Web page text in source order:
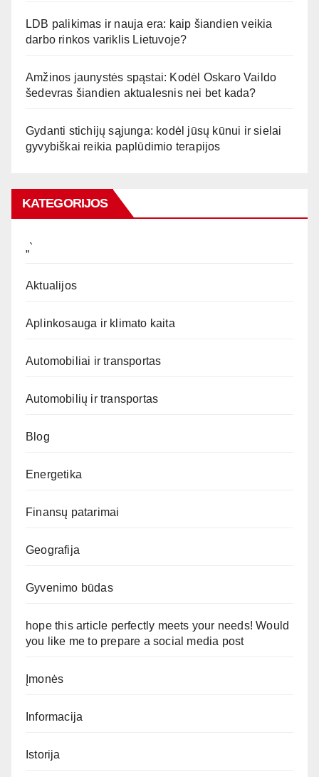
LDB palikimas ir nauja era: kaip šiandien veikia
darbo rinkos variklis Lietuvoje?
Amžinos jaunystės spąstai: Kodėl Oskaro Vaildo
šedevras šiandien aktualesnis nei bet kada?
Gydanti stichijų sąjunga: kodėl jūsų kūnui ir sielai
gyvybiškai reikia paplūdimio terapijos
KATEGORIJOS
„`
Aktualijos
Aplinkosauga ir klimato kaita
Automobiliai ir transportas
Automobilių ir transportas
Blog
Energetika
Finansų patarimai
Geografija
Gyvenimo būdas
hope this article perfectly meets your needs! Would
you like me to prepare a social media post
Įmonės
Informacija
Istorija